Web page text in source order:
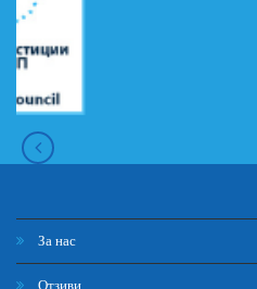
За нас
Отзиви